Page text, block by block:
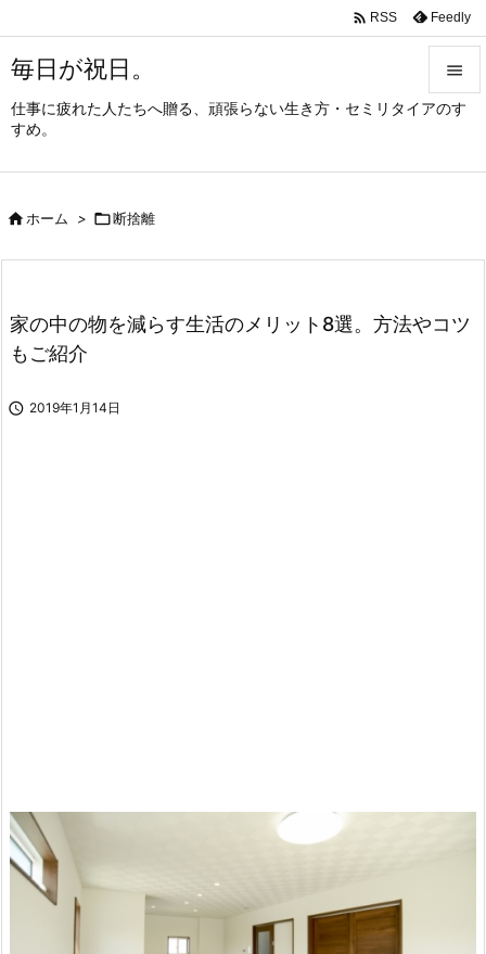
毎日が祝日。
仕事に疲れた人たちへ贈る、頑張らない生き方・セミリタイアのす
すめ。




 RSS Feedly
ホーム > 断捨離
家の中の物を減らす生活のメリット8選。方法やコツ
もご紹介
 2019年1月14日